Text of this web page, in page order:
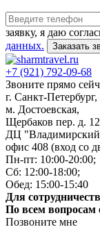
заявку, я даю
данных.
+7 (921) 792-09-68
Звоните прямо
г. Санкт-Петербург,
м. Достоевская,
Щербаков пер. д.
ДЦ
офис 408 (вход со
Пн-пт: 10:00-20:00;
Сб: 12:00-18:00;
Обед: 15:00-15:40
Для
По всем вопросам
Позвоните мне